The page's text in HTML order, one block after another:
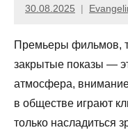
30.08.2025
Премьеры фильмов,
закрытые показы —
атмосфера,
в обществе играют
только насладиться